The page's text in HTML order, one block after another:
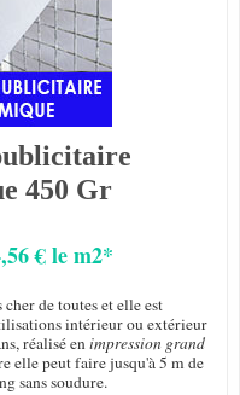
450 Gr
€ le m2*
de toutes et elle est
intérieur ou extérieur
réalisé enimpression grand
elle peut faire jusqu'à 5 m de
sans soudure.